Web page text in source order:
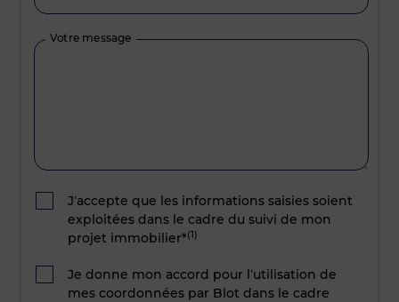
Votre message
J’accepte que les informations saisies soient
exploitées dans le cadre du suivi de mon
projet immobilier*(1)
Je donne mon accord pour l’utilisation de
mes coordonnées par Blot dans le cadre